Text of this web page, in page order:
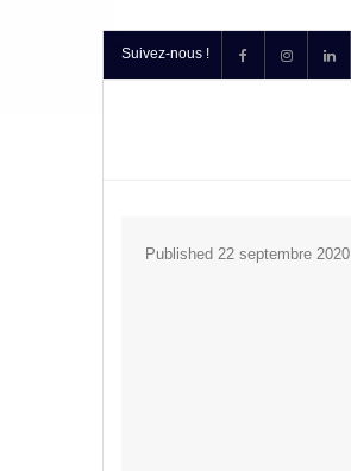
Suivez-nous !
Published 22 septembre 2020